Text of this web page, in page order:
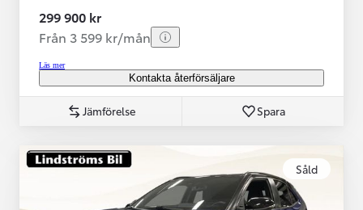
299 900 kr
Från 3 599 kr/mån
Läs mer
Kontakta återförsäljare
Jämförelse Spara
Såld